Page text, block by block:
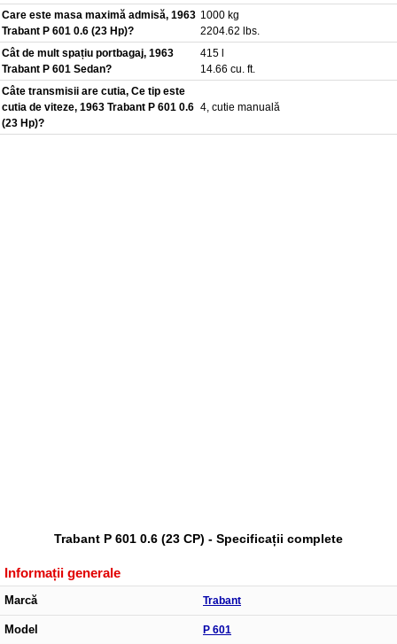
Care este masa maximă admisă, 1963
Trabant P 601 0.6 (23 Hp)?
1000 kg
2204.62 lbs.
Cât de mult spațiu portbagaj, 1963
Trabant P 601 Sedan?
415 l
14.66 cu. ft.
Câte transmisii are cutia, Ce tip este
cutia de viteze, 1963 Trabant P 601 0.6
(23 Hp)?
4, cutie manuală
Trabant P 601 0.6 (23 CP) - Specificații complete
Informații generale
Marcă Trabant
Model P 601